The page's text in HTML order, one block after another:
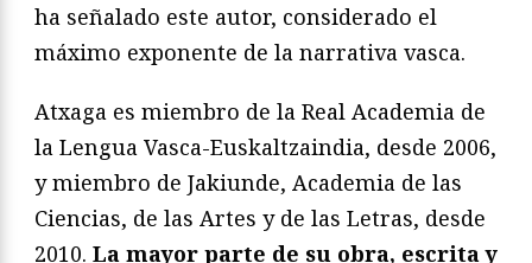
ha señalado este autor, considerado el
máximo exponente de la narrativa vasca.
Atxaga es miembro de la Real Academia de
la Lengua Vasca-Euskaltzaindia, desde 2006,
y miembro de Jakiunde, Academia de las
Ciencias, de las Artes y de las Letras, desde
2010. La mayor parte de su obra, escrita y